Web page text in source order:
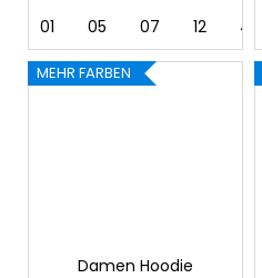
01 05 07 12 40
MEHR FARBEN
Damen Hoodie